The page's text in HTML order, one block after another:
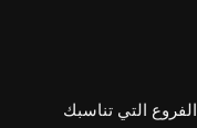
الفروع التي تناسبك